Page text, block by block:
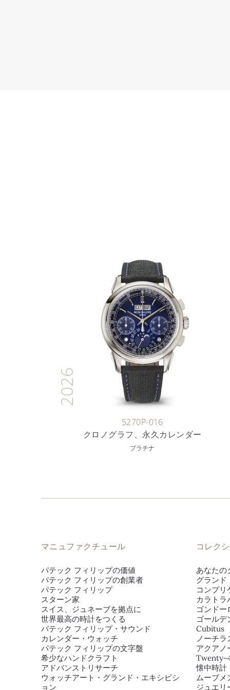
2026
5270P-016
クロノグラフ、永久カレンダー
プラチナ
マニュファクチュール
パテック フィリップの価値
パテック フィリップの創業者
パテック フィリップ
スターン家
スイス、ジュネーブを拠点に
世界最高の時計をつくる
パテック フィリップ・サウンド
カレンダー・ウォッチ
パテック フィリップの文字盤
希少なハンドクラフト
アドバンストリサーチ
ウォッチアート・グランド・エキシビシ
ョン
コレク
あなたの
グランド
コンプリ
カラトラ
ゴンドー
ゴールデ
Cubitus
ノーチラ
アクアノ
懐中時計
ムーブメ
ジュエリ